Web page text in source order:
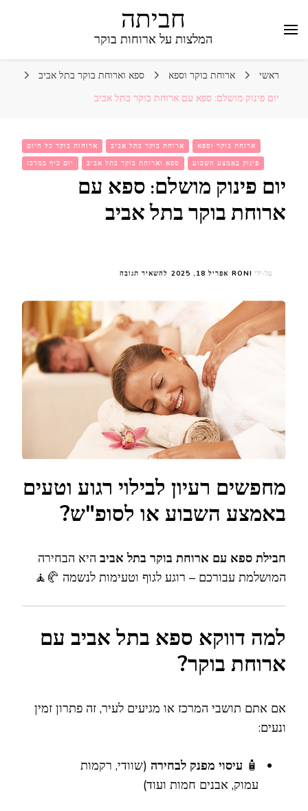
חביתה
המלצות על ארוחות בוקר
ראשי ארוחת בוקר וספא
ספא וארוחת בוקר בתל אביב
יום פינוק מושלם: ספא עם ארוחת בוקר בתל אביב
ארוחות בוקר כל היום ארוחת בוקר בתל אביב
ארוחת בוקר וספא
יום כיף במרכז
ספא וארוחת בוקר בתל אביב פינוק באמצע השבוע
יום פינוק מושלם: ספא עם
ארוחת בוקר בתל אביב
על-ידי RONI אפריל 18, 2025 להשאיר תגובהבנושא
ספא
בוקר
בתל
אביב
מחפשים רעיון לבילוי רגוע וטעים
באמצע השבוע או לסופ"ש?
חבילת ספא עם ארוחת בוקר בתל אביב היא הבחירה
המושלמת עבורכם – רוגע לגוף וטעימות לנשמה 🥐🧘
למה דווקא ספא בתל אביב עם
ארוחת בוקר?
אם אתם תושבי המרכז או מגיעים לעיר, זה פתרון זמין
ונעים:
🧴 עיסוי מפנק לבחירה (שוודי, רקמות
עמוק, אבנים חמות ועוד)